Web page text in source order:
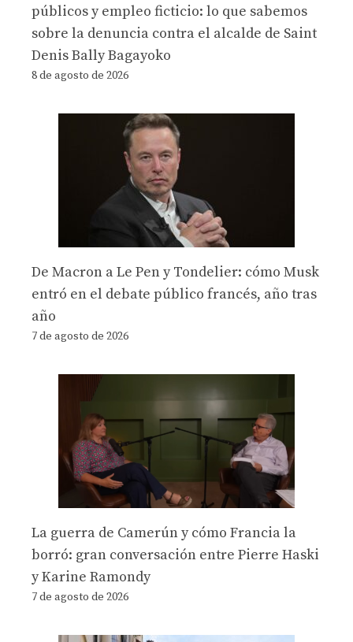
públicos y empleo ficticio: lo que sabemos
sobre la denuncia contra el alcalde de Saint
Denis Bally Bagayoko
8 de agosto de 2026
De Macron a Le Pen y Tondelier: cómo Musk
entró en el debate público francés, año tras
año
7 de agosto de 2026
La guerra de Camerún y cómo Francia la
borró: gran conversación entre Pierre Haski
y Karine Ramondy
7 de agosto de 2026